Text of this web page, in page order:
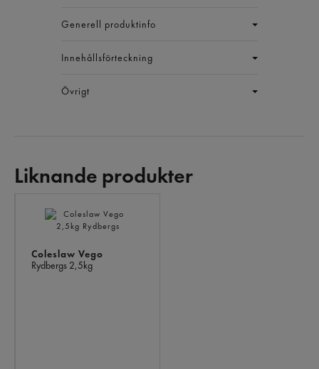
Generell produktinfo
Innehållsförteckning
Övrigt
Liknande produkter
Coleslaw Vego
Rydbergs 2,5kg